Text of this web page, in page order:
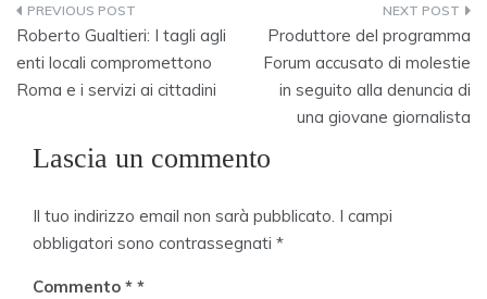
Navigazione
articoli
Roberto Gualtieri: I tagli agli
enti locali compromettono
Roma e i servizi ai cittadini
Produttore del programma
Forum accusato di molestie
in seguito alla denuncia di
una giovane giornalista
Lascia un commento
Il tuo indirizzo email non sarà pubblicato. I campi
obbligatori sono contrassegnati *
Commento *